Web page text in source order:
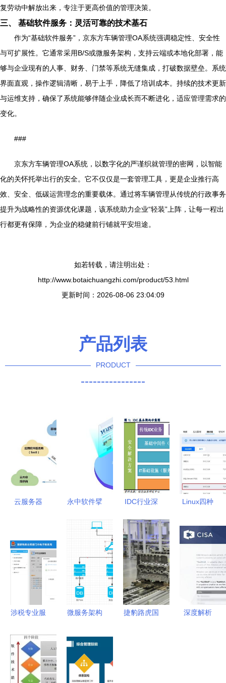
复劳动中解放出来，专注于更高价值的管理决策。
三、 基础软件服务：灵活可靠的技术基石
作为“基础软件服务”，京东方车辆管理OA系统强调稳定性、安全性
与可扩展性。它通常采用B/S或微服务架构，支持云端或本地化部署，能
够与企业现有的人事、财务、门禁等系统无缝集成，打破数据壁垒。系统
界面直观，操作逻辑清晰，易于上手，降低了培训成本。持续的技术更新
与运维支持，确保了系统能够伴随企业成长而不断进化，适应管理需求的
变化。
###
京东方车辆管理OA系统，以数字化的严谨织就管理的密网，以智能
化的关怀托举出行的安全。它不仅仅是一套管理工具，更是企业推行高
效、安全、低碳运营理念的重要载体。通过将车辆管理从传统的行政事务
提升为战略性的资源优化课题，该系统助力企业“轻装”上阵，让每一程出
行都更有保障，为企业的稳健前行铺就平安坦途。
如若转载，请注明出处：
http://www.botaichuangzhi.com/product/53.html
更新时间：2026-08-06 23:04:09
产品列表
PRODUCT
----------------
云服务器
码，何以成
为行业翘楚
的通行证？
永中软件擘
程 169项产
基础软件服
务新生态
IDC行业深
计算助力
IDC新发展
Linux四种
式与云服务
SpringBoot
项目的完整
指南
涉税专业服
基本信息报
送基础软件
服务指引
微服务架构
服务 构建
现代化系统
的基石
捷豹路虎国
深度解析